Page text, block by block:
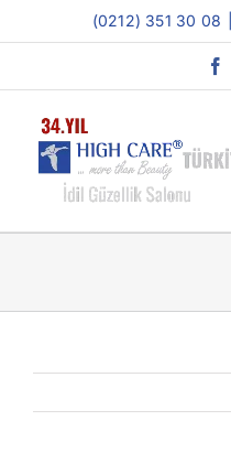
to
(0212) 351 30 08